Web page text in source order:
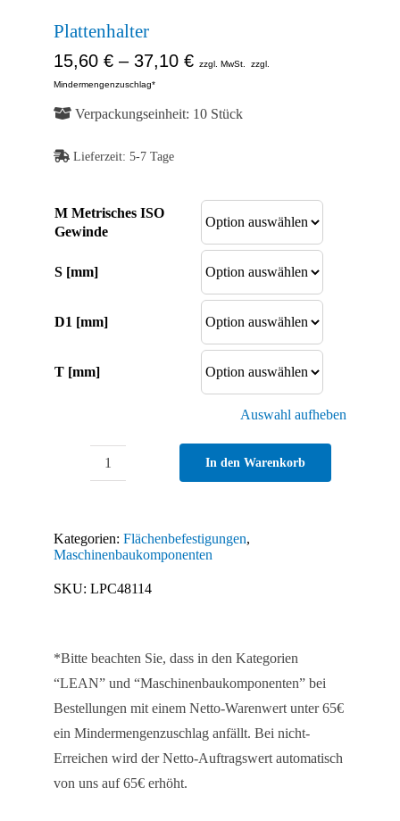
Plattenhalter
15,60 € – 37,10 € zzgl. MwSt. zzgl.
Mindermengenzuschlag*
Verpackungseinheit: 10 Stück
Lieferzeit: 5-7 Tage
M Metrisches ISO
Gewinde
S [mm]
D1 [mm]
T [mm]
Auswahl aufheben
In den Warenkorb
Kategorien: Flächenbefestigungen,
Maschinenbaukomponenten
SKU: LPC48114
*Bitte beachten Sie, dass in den Kategorien
“LEAN” und “Maschinenbaukomponenten” bei
Bestellungen mit einem Netto-Warenwert unter 65€
ein Mindermengenzuschlag anfällt. Bei nicht-
Erreichen wird der Netto-Auftragswert automatisch
von uns auf 65€ erhöht.